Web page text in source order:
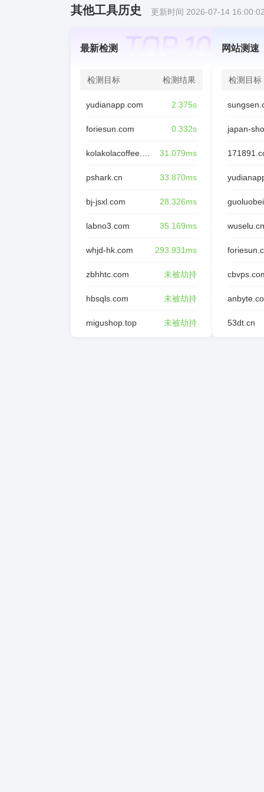
其他工具历史 更新时间 2026-07-14
最新检测
检测目标 检测结果
yudianapp.com 2.375s
foriesun.com 0.332s
31.079ms
pshark.cn 33.870ms
bj-jsxl.com 28.326ms
labno3.com 35.169ms
whjd-hk.com 293.931ms
zbhhtc.com 未被劫持
hbsqls.com 未被劫持
migushop.top 未被劫持
网站测速
检测目标
japan-
wuselu.cn
53dt.cn